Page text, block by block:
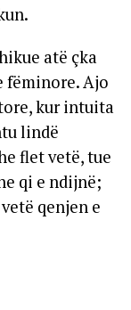
atë çka
fëminore. Ajo
kur intuita
lindë
flet vetë, tue
qi e ndijnë;
qenjen e